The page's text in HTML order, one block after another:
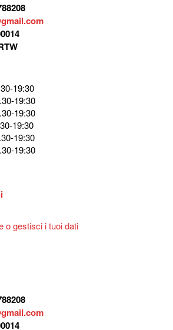
19:30
19:30
19:30
19:30
19:30
19:30
o gestisci i tuoi dati